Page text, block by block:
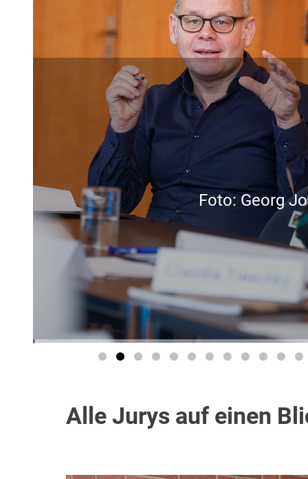
Foto: Georg
Alle Jurys auf einen